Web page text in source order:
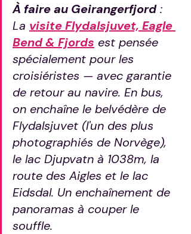
À faire au Geirangerfjord :
La visite Flydalsjuvet, Eagle
Bend & Fjords est pensée
spécialement pour les
croisiéristes — avec garantie
de retour au navire. En bus,
on enchaîne le belvédère de
Flydalsjuvet (l'un des plus
photographiés de Norvège),
le lac Djupvatn à 1038m, la
route des Aigles et le lac
Eidsdal. Un enchaînement de
panoramas à couper le
souffle.